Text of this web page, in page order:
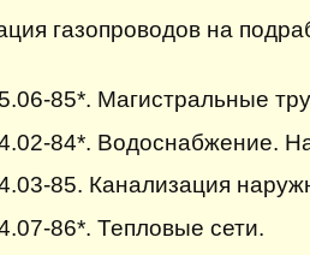
газопроводов на
85*. Магистральные
84*. Водоснабжение.
85. Канализация
86*. Тепловые сети.